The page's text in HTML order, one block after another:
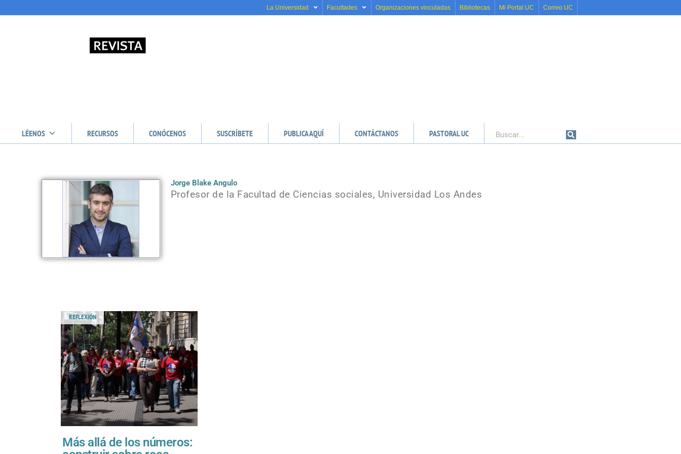
La Universidad Facultades Organizaciones vinculadas Bibliotecas Mi Portal UC Correo UC
LÉENOS RECURSOS CONÓCENOS SUSCRÍBETE PUBLICA AQUÍ CONTÁCTANOS PASTORAL UC Buscar
Jorge Blake Angulo
Profesor de la Facultad de Ciencias sociales, Universidad Los Andes
REFLEXIÓN
Más allá de los números: